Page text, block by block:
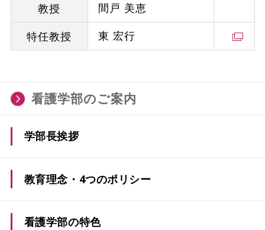
教授
間戸 美恵
特任教授
東 宏行
看護学部のご案内
学部長挨拶
教育理念・4つのポリシー
教育理念・教育目標
看護学部の特色